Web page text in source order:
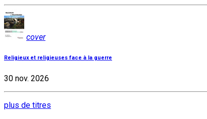
cover
Religieux et religieuses face à la guerre
30 nov. 2026
plus de titres